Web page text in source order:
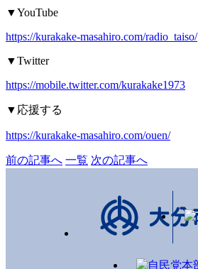
▼YouTube
https://kurakake-masahiro.com/radio_taiso/
▼Twitter
https://mobile.twitter.com/kurakake1973
▼ 応援する
https://kurakake-masahiro.com/ouen/
前の記事へ 一覧 次の記事へ